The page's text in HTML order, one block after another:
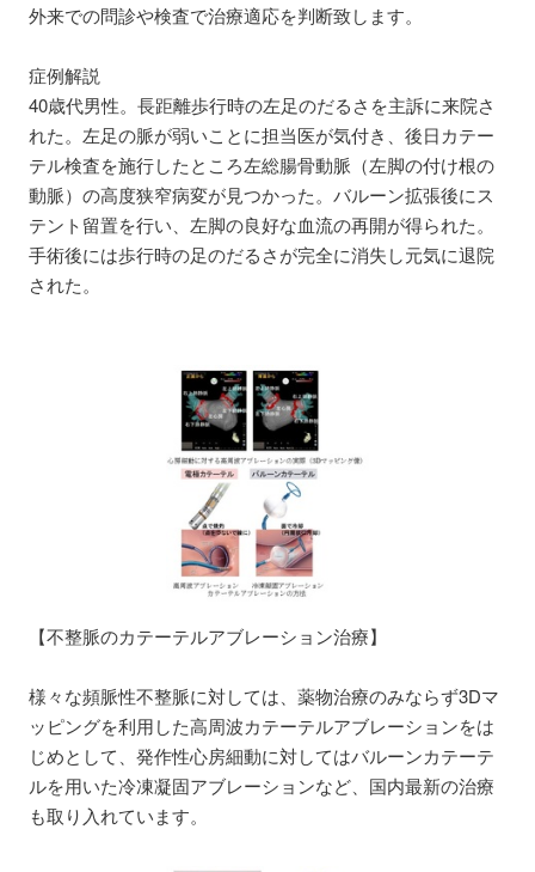
外来での問診や検査で治療適応を判断致します。
症例解説
40歳代男性。長距離歩行時の左足のだるさを主訴に来院さ
れた。左足の脈が弱いことに担当医が気付き、後日カテー
テル検査を施行したところ左総腸骨動脈（左脚の付け根の
動脈）の高度狭窄病変が見つかった。バルーン拡張後にス
テント留置を行い、左脚の良好な血流の再開が得られた。
手術後には歩行時の足のだるさが完全に消失し元気に退院
された。
【不整脈のカテーテルアブレーション治療】
様々な頻脈性不整脈に対しては、薬物治療のみならず3Dマ
ッピングを利用した高周波カテーテルアブレーションをは
じめとして、発作性心房細動に対してはバルーンカテーテ
ルを用いた冷凍凝固アブレーションなど、国内最新の治療
も取り入れています。